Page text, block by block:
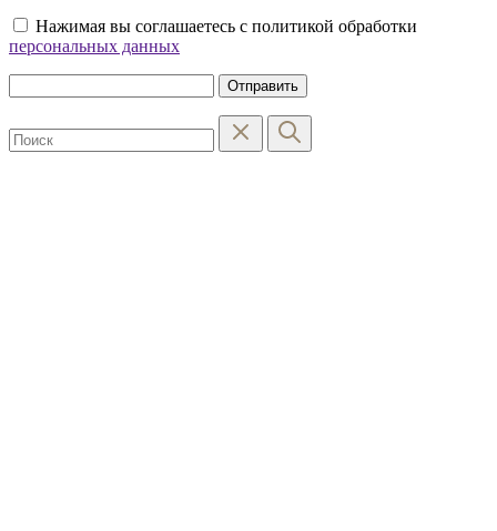
Нажимая вы соглашаетесь с политикой обработки
персональных данных